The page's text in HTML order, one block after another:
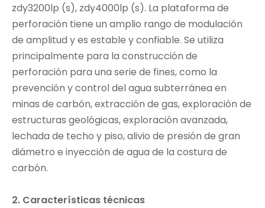
zdy3200lp (s), zdy4000lp (s). La plataforma de
perforación tiene un amplio rango de modulación
de amplitud y es estable y confiable. Se utiliza
principalmente para la construcción de
perforación para una serie de fines, como la
prevención y control del agua subterránea en
minas de carbón, extracción de gas, exploración de
estructuras geológicas, exploración avanzada,
lechada de techo y piso, alivio de presión de gran
diámetro e inyección de agua de la costura de
carbón.
2. Características técnicas